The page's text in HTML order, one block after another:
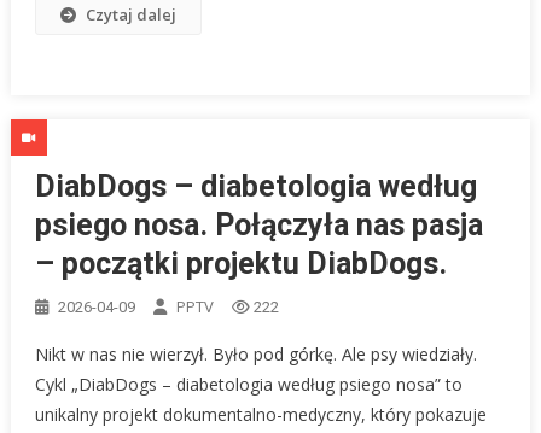
Czytaj dalej
DiabDogs – diabetologia według
psiego nosa. Połączyła nas pasja
– początki projektu DiabDogs.
2026-04-09 PPTV 222
Nikt w nas nie wierzył. Było pod górkę. Ale psy wiedziały.
Cykl „DiabDogs – diabetologia według psiego nosa” to
unikalny projekt dokumentalno-medyczny, który pokazuje